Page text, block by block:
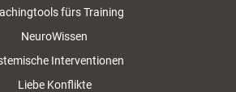
fürs Training
NeuroWissen
Interventionen
Liebe Konflikte